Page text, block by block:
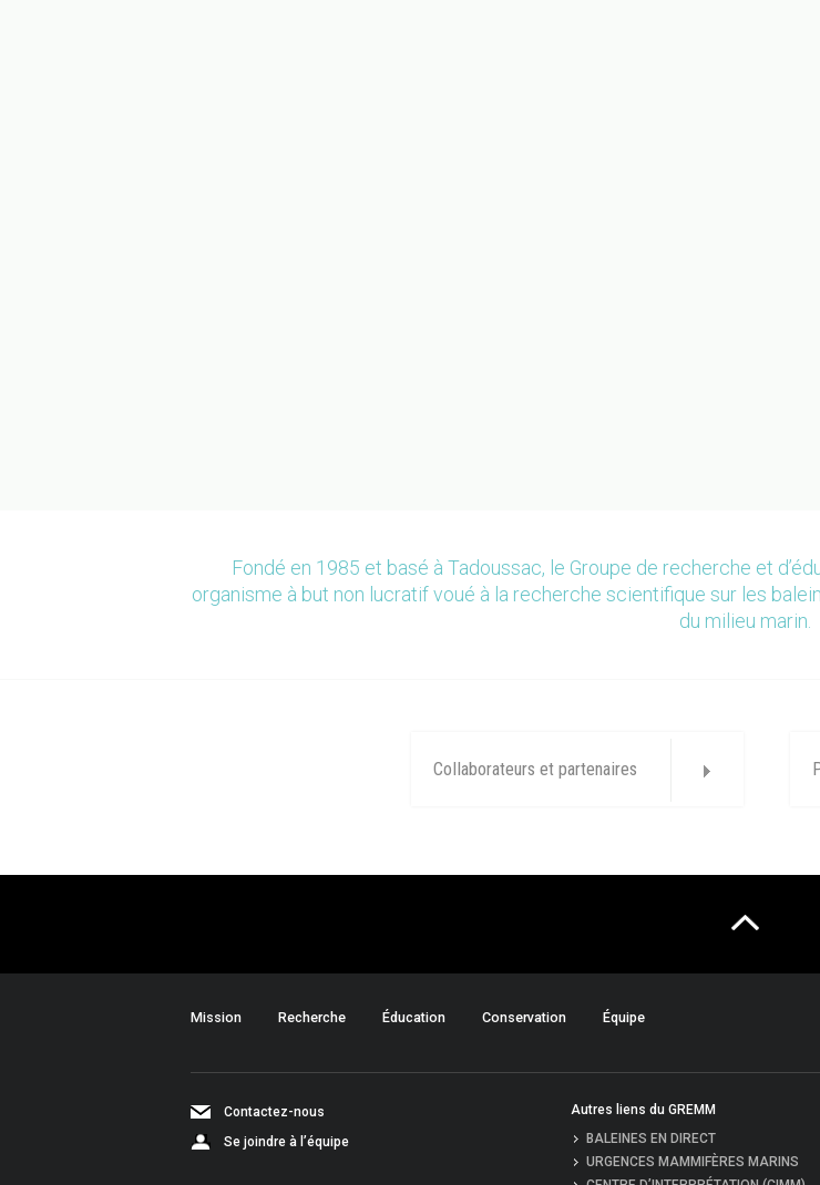
Fondé en 1985 et basé à Tadoussac, le Groupe de recherche et
organisme à but non lucratif voué à la recherche scientifique sur les
du milieu marin.
Collaborateurs et partenaires
Mission Recherche Éducation Conservation Équipe
Contactez-nous
Se joindre à l’équipe
Autres liens du GREMM
BALEINES EN DIRECT
URGENCES MAMMIFÈRES MARINS